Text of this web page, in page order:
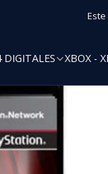
DIGITALES XBOX -
Inicio